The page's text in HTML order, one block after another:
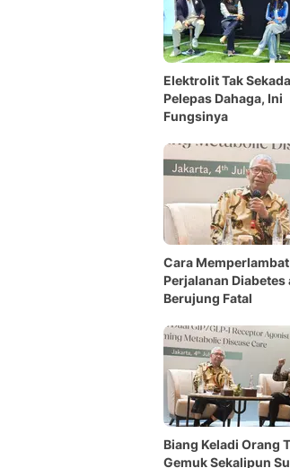
Elektrolit Tak
Pelepas Dahaga, Ini
Fungsinya
Cara Memperlambat
Perjalanan Diabetes
Berujung Fatal
Biang Keladi Orang
Gemuk Sekalipun